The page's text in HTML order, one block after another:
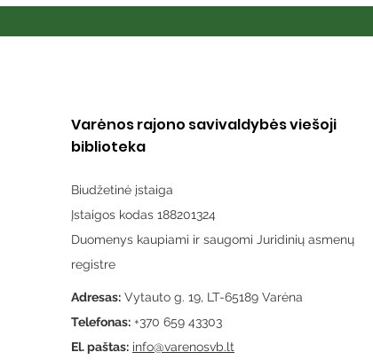
Varėnos rajono savivaldybės viešoji
biblioteka
Biudžetinė įstaiga
Įstaigos kodas 188201324
Duomenys kaupiami ir saugomi Juridinių asmenų
registre
Adresas: Vytauto g. 19, LT-65189 Varėna
Telefonas: +370 659 43303
El. paštas: info@varenosvb.lt